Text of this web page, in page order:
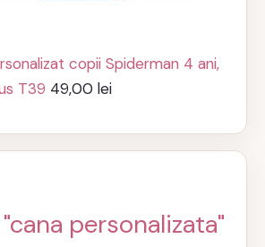
copii Spiderman 4 ani,
T39 49,00lei
"cana personalizata"